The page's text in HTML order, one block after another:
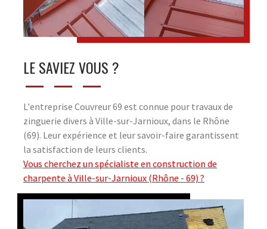
LE SAVIEZ VOUS ?
L'entreprise Couvreur 69 est connue pour travaux de
zinguerie divers à Ville-sur-Jarnioux, dans le Rhône
(69). Leur expérience et leur savoir-faire garantissent
la satisfaction de leurs clients.
Vous cherchez un spécialiste en construction de
charpente à Ville-sur-Jarnioux (Rhône - 69) ?